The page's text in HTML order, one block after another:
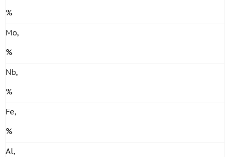
%
Mo,
%
Nb,
%
Fe,
%
Al,